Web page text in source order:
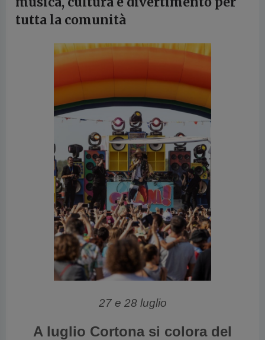
tutta la comunità
27 e 28 luglio
A luglio Cortona si colora del